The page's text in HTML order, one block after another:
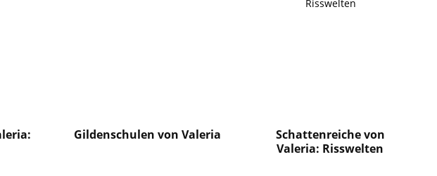
Gildenschulen von Valeria
Schattenreiche von
Valeria: Risswelten